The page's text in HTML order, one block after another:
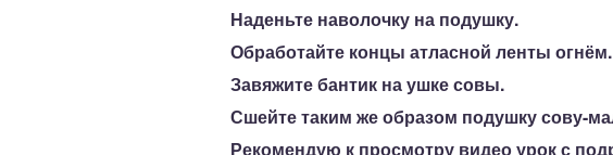
Наденьте наволочку на подушку.
Обработайте концы атласной ленты огнём.
Завяжите бантик на ушке совы.
Сшейте таким же образом подушку сову-
Рекомендую к просмотру видео урок с